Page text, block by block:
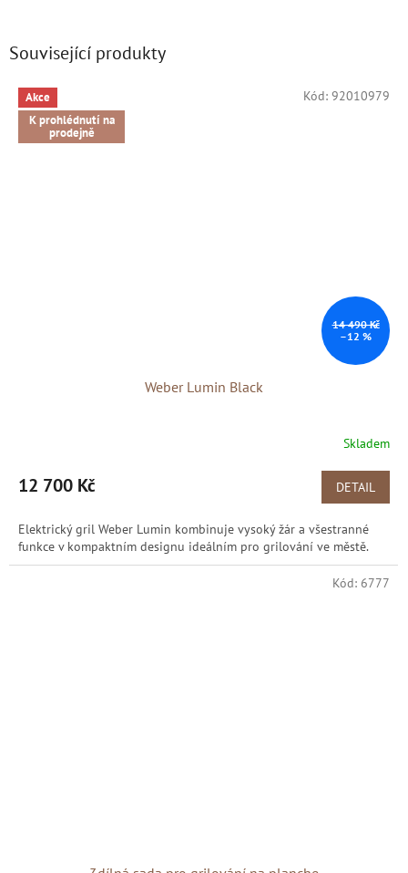
Související produkty
Akce
K prohlédnutí na
prodejně
14 490 Kč
–12 %
Weber Lumin Black
Skladem
12 700 Kč DETAIL
Elektrický gril Weber Lumin kombinuje vysoký žár a všestranné
funkce v kompaktním designu ideálním pro grilování ve městě.
Kód: 92010979
Kód: 6777